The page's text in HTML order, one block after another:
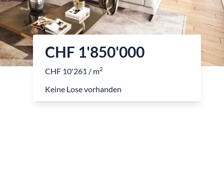
CHF 1'850'000
CHF 10'261 / m2
Keine Lose vorhanden